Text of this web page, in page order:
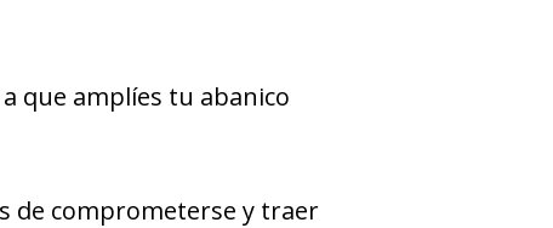
que amplíes tu abanico
de comprometerse y traer